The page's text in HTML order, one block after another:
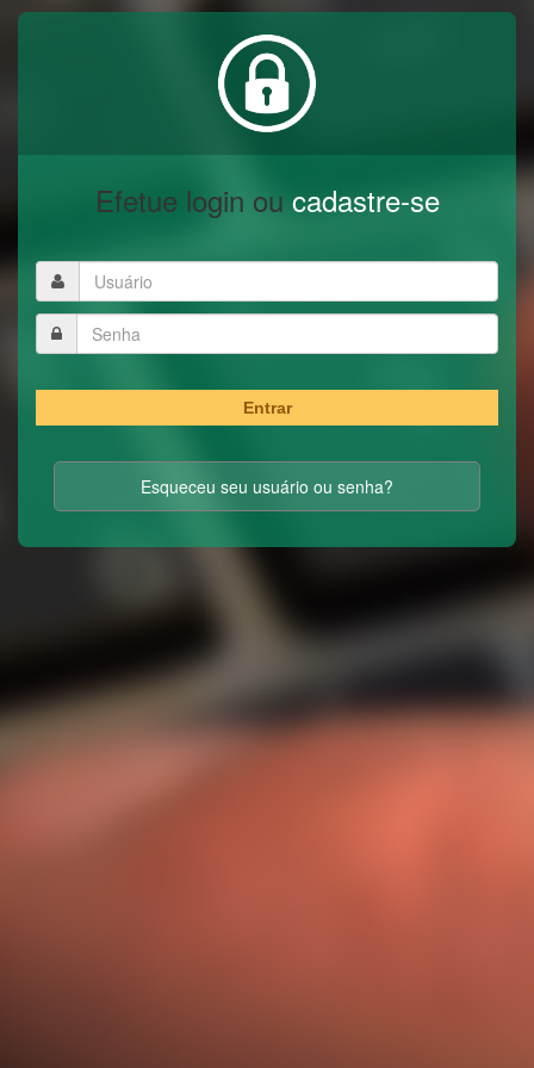
Efetue login ou cadastre-se
Entrar
Esqueceu seu usuário ou senha?